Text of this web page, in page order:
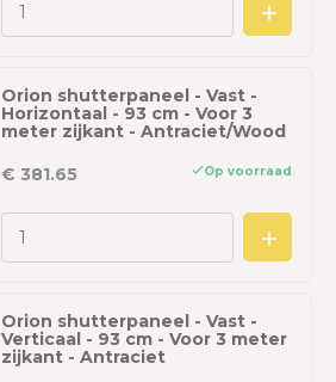
Orion shutterpaneel - Vast -
Horizontaal - 93 cm - Voor 3
meter zijkant - Antraciet/Wood
€ 381.65
Op voorraad
Orion shutterpaneel - Vast -
Verticaal - 93 cm - Voor 3 meter
zijkant - Antraciet